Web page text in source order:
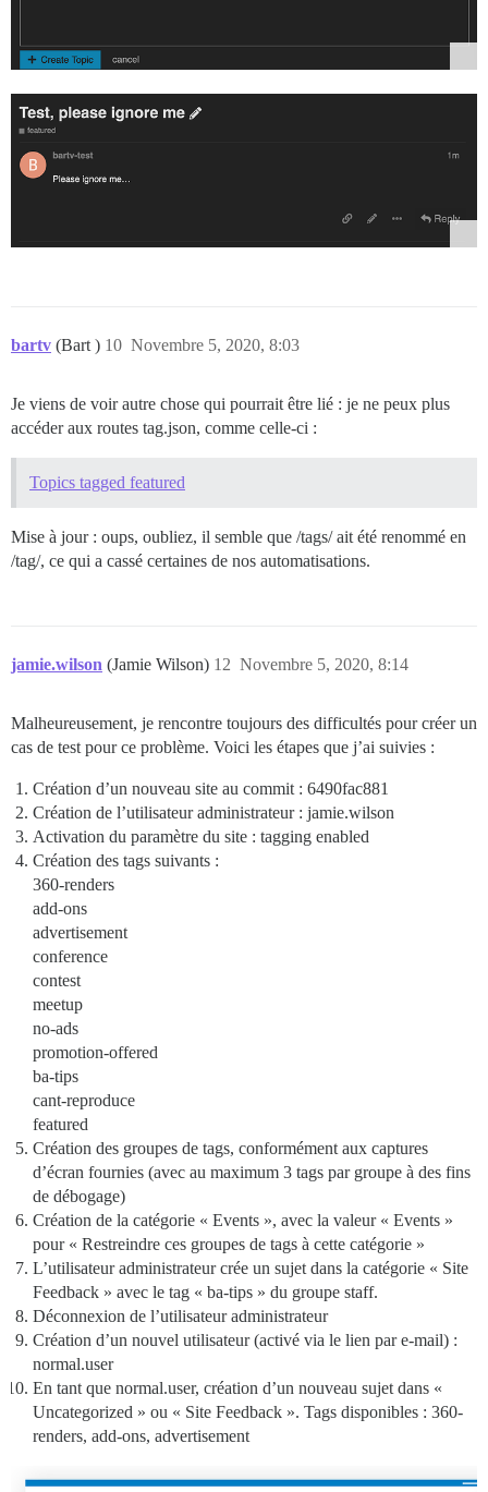
bartv (Bart ) Novembre 5, 2020, 8:03
10
Je viens de voir autre chose qui pourrait être lié : je ne peux plus
accéder aux routes tag.json, comme celle-ci :
Topics tagged featured
Mise à jour : oups, oubliez, il semble que /tags/ ait été renommé en
/tag/, ce qui a cassé certaines de nos automatisations.
jamie.wilson (Jamie Wilson) Novembre 5, 2020, 8:14
12
Malheureusement, je rencontre toujours des difficultés pour créer un
cas de test pour ce problème. Voici les étapes que j’ai suivies :
Création d’un nouveau site au commit : 6490fac881
Création de l’utilisateur administrateur : jamie.wilson
Activation du paramètre du site : tagging enabled
Création des tags suivants :
360-renders
add-ons
advertisement
conference
contest
meetup
no-ads
promotion-offered
ba-tips
cant-reproduce
featured
Création des groupes de tags, conformément aux captures
d’écran fournies (avec au maximum 3 tags par groupe à des fins
de débogage)
Création de la catégorie « Events », avec la valeur « Events »
pour « Restreindre ces groupes de tags à cette catégorie »
L’utilisateur administrateur crée un sujet dans la catégorie « Site
Feedback » avec le tag « ba-tips » du groupe staff.
Déconnexion de l’utilisateur administrateur
Création d’un nouvel utilisateur (activé via le lien par e-mail) :
normal.user
En tant que normal.user, création d’un nouveau sujet dans «
Uncategorized » ou « Site Feedback ». Tags disponibles : 360-
renders, add-ons, advertisement